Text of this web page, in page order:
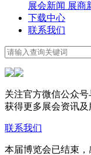
展会新闻 展商
下载中心
联系我们
关注官方微信公众号
获得更多展会资讯及
联系我们
本届博览会已结束